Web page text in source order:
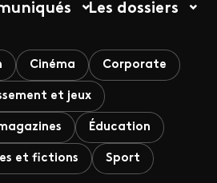
Les dossiers
Cinéma Corporate
et jeux
Éducation
et fictions Sport